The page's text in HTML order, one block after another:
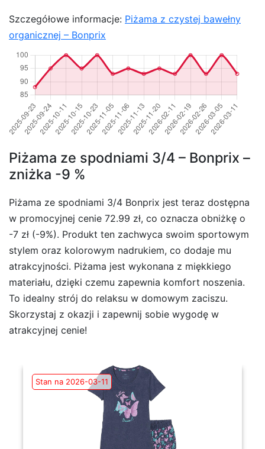
Szczegółowe informacje: Piżama z czystej bawełny
organicznej – Bonprix
Piżama ze spodniami 3/4 – Bonprix –
zniżka -9 %
Piżama ze spodniami 3/4 Bonprix jest teraz dostępna
w promocyjnej cenie 72.99 zł, co oznacza obniżkę o
-7 zł (-9%). Produkt ten zachwyca swoim sportowym
stylem oraz kolorowym nadrukiem, co dodaje mu
atrakcyjności. Piżama jest wykonana z miękkiego
materiału, dzięki czemu zapewnia komfort noszenia.
To idealny strój do relaksu w domowym zaciszu.
Skorzystaj z okazji i zapewnij sobie wygodę w
atrakcyjnej cenie!
Stan na 2026-03-11